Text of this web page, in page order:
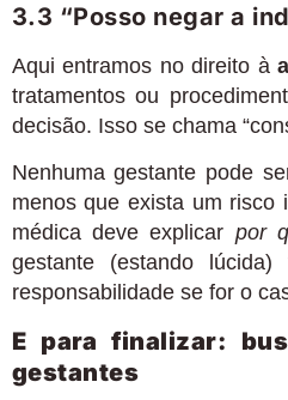
3.3 “Posso negar a
Aqui entramos no direito à
tratamentos ou
decisão. Isso se chama
Nenhuma gestante pode
menos que exista um risco
médica deve explicar por
gestante (estando
responsabilidade se for o
E para finalizar:
gestantes